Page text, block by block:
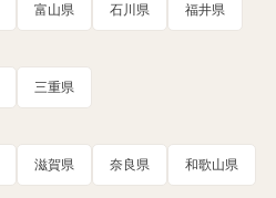
富山県 石川県 福井県
三重県
滋賀県 奈良県 和歌山県